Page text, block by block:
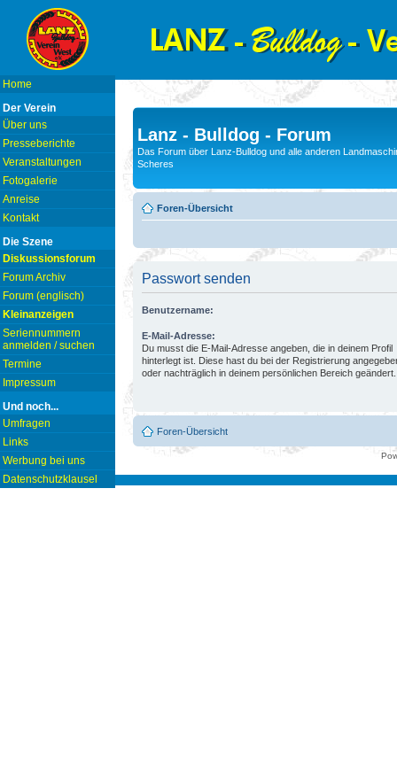
Home
Der Verein
Über uns
Presseberichte
Veranstaltungen
Fotogalerie
Anreise
Kontakt
Die Szene
Diskussionsforum
Forum Archiv
Forum (englisch)
Kleinanzeigen
Seriennummern
anmelden / suchen
Termine
Impressum
Und noch...
Umfragen
Links
Werbung bei uns
Datenschutzklausel
Lanz - Bulldog - Forum
Das Forum über Lanz-Bulldog und alle anderen
Scheres
Foren-Übersicht
Passwort senden
Benutzername:
E-Mail-Adresse:
Du musst die E-Mail-Adresse angeben, die in deinem Profil
hinterlegt ist. Diese hast du bei der Registrierung
oder nachträglich in deinem persönlichen Bereich geändert.
Foren-Übersicht